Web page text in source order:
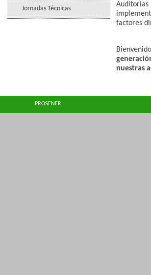
Jornadas Técnicas
factores
nuestras
PROSENER